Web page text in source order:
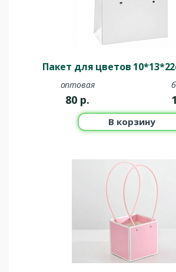
Пакет для цветов
оптовая
80 р.
В корзину